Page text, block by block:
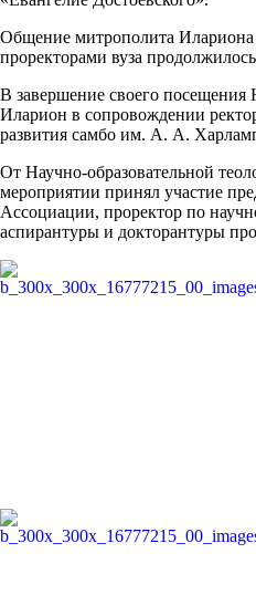
Общение митрополита
проректорами вуза
В завершение своего
Иларион в сопровождении
развития самбо им. А. А.
От Научно-образовательной
мероприятии принял участие
Ассоциации, проректор по
аспирантуры и докторантуры